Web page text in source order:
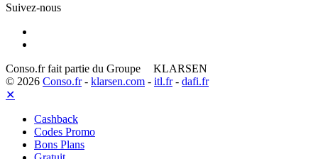
Suivez-nous
Conso.fr fait partie du Groupe
KLARSEN
© 2026 Conso.fr- klarsen.com - itl.fr- dafi.fr
✕
Cashback
Codes Promo
Bons Plans